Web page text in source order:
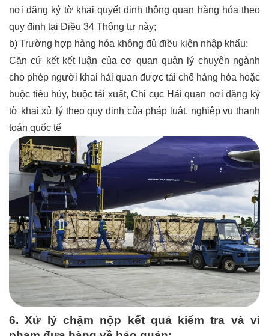
nơi đăng ký tờ khai quyết định thông quan hàng hóa theo
quy định tại Điều 34 Thông tư này;
b) Trường hợp hàng hóa không đủ điều kiện nhập khẩu:
Căn cứ kết kết luận của cơ quan quản lý chuyên ngành
cho phép người khai hải quan được tái chế hàng hóa hoặc
buộc tiêu hủy, buộc tái xuất, Chi cục Hải quan nơi đăng ký
tờ khai xử lý theo quy định của pháp luật. nghiệp vụ thanh
toán quốc tế
6. Xử lý chậm nộp kết quả kiểm tra và vi